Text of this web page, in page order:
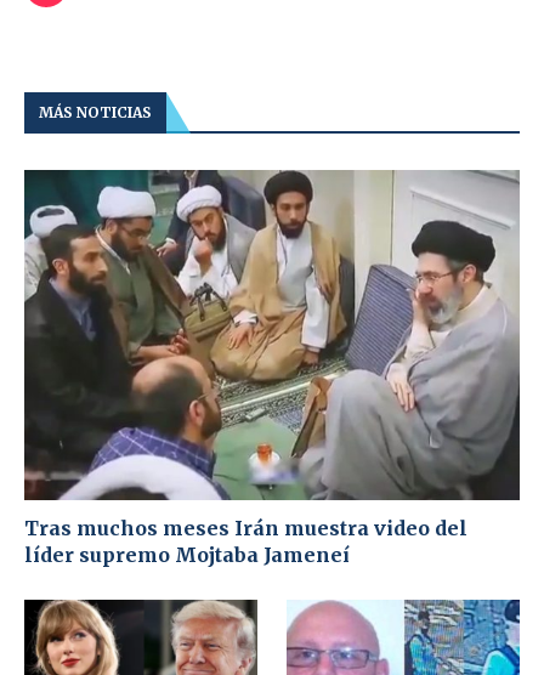
MÁS NOTICIAS
Tras muchos meses Irán muestra video del
líder supremo Mojtaba Jameneí